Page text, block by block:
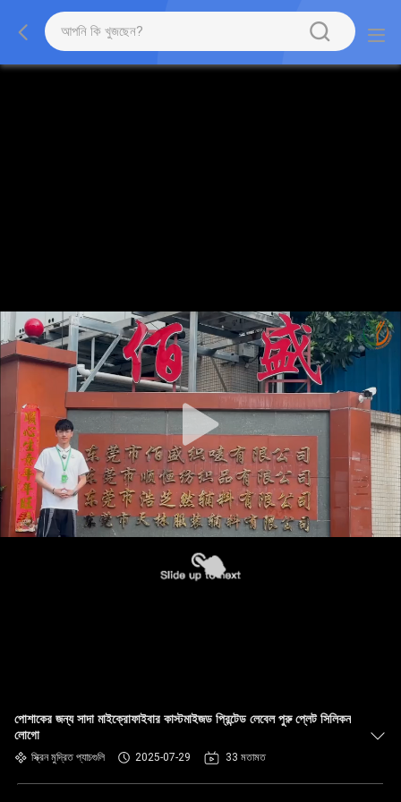
পোশাকের জন্য সাদা মাইক্রোফাইবার কাস্টমাইজড প্রিন্টেড লেবেল পুরু প্লেট সিলিকন
লোগো
স্ক্রিন মুদ্রিত প্যাচগুলি 2025-07-29 33 মতামত